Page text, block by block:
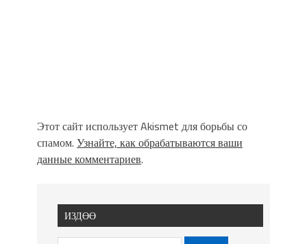
Этот сайт использует Akismet для борьбы со
спамом. Узнайте, как обрабатываются ваши
данные комментариев.
ИЗДӨӨ